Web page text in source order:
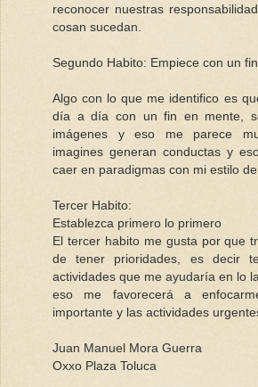
reconocer nuestras
cosan sucedan.
Segundo Habito: Empiece con un
Algo con lo que me identifico es
día a día con un fin en mente,
imágenes y eso me parece
imagines generan conductas y
caer en paradigmas con mi estilo
Tercer Habito:
Establezca primero lo primero
El tercer habito me gusta por que
de tener prioridades, es decir
actividades que me ayudaría en lo
eso me favorecerá a
importante y las actividades
Juan Manuel Mora Guerra
Oxxo Plaza Toluca